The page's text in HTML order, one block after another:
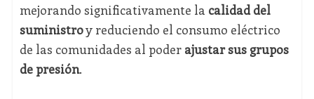
mejorando significativamente la calidad del
suministroy reduciendo el consumo eléctrico
de las comunidades al poder ajustar sus grupos
de presión.